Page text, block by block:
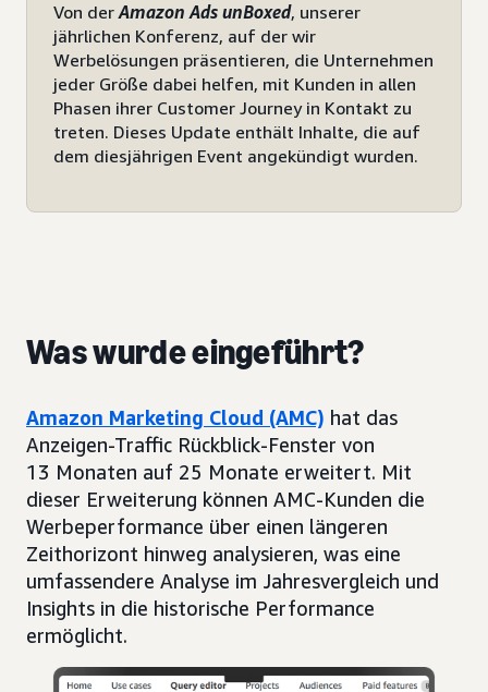
Von derAmazon Ads unBoxed, unserer
jährlichen Konferenz, auf der wir
Werbelösungen präsentieren, die Unternehmen
jeder Größe dabei helfen, mit Kunden in allen
Phasen ihrer Customer Journey in Kontakt zu
treten. Dieses Update enthält Inhalte, die auf
dem diesjährigen Event angekündigt wurden.
Was wurde eingeführt?
Amazon Marketing Cloud (AMC) hat das
Anzeigen-Traffic Rückblick-Fenster von
13 Monaten auf 25 Monate erweitert. Mit
dieser Erweiterung können AMC-Kunden die
Werbeperformance über einen längeren
Zeithorizont hinweg analysieren, was eine
umfassendere Analyse im Jahresvergleich und
Insights in die historische Performance
ermöglicht.